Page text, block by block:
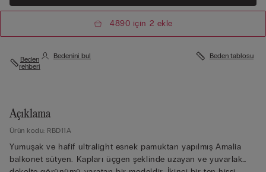
4890 için 2 ekle
Beden
rehberi
Bedenini bul Beden tablosu
Açıklama
Ürün kodu: RBD11A
Yumuşak ve hafif ultralight esnek pamuktan yapılmış Amalia
balkonet sütyen. Kapları üçgen şeklinde uzayan ve yuvarlak